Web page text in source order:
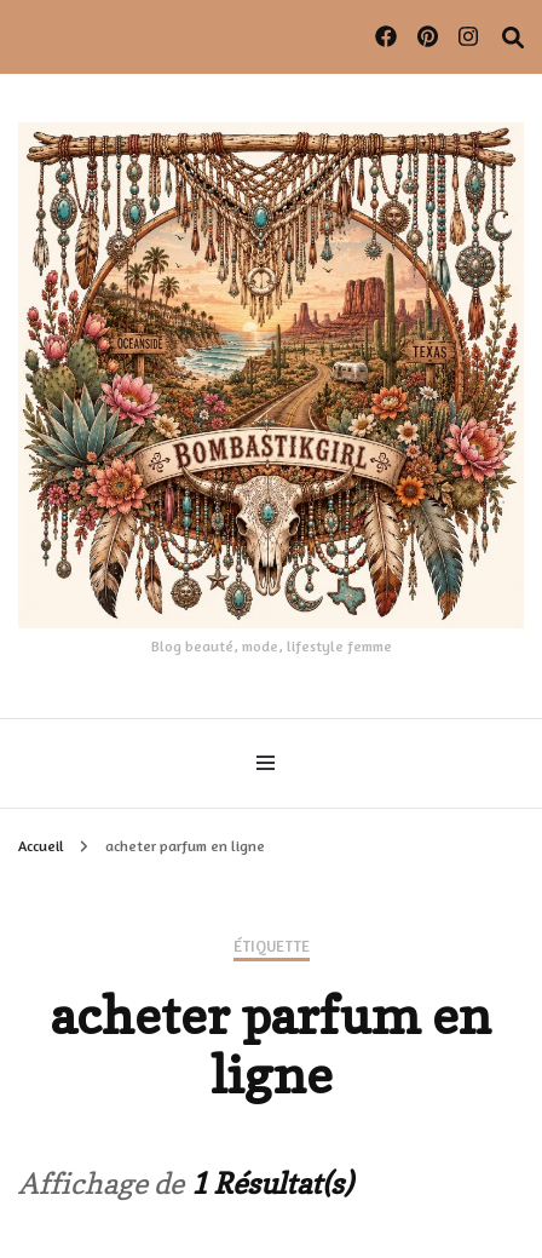
Blog beauté, mode, lifestyle femme
Accueil acheter parfum en ligne
ÉTIQUETTE
acheter parfum en
ligne
Affichage de 1 Résultat(s)